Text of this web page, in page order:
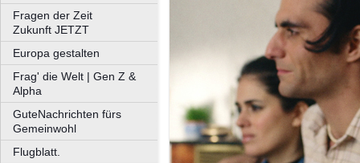
Fragen der Zeit
Zukunft JETZT
Europa gestalten
Frag' die Welt | Gen Z &
Alpha
GuteNachrichten fürs
Gemeinwohl
Flugblatt.